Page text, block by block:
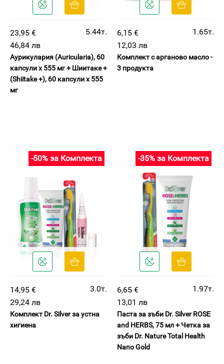
23,95 €
5.44т.
46,84 лв
Аурикулария (Auricularia), 60
капсули х 555 мг + Шиитаке +
(Shiitake +), 60 капсули х 555
мг
6,15 €
1.65т.
12,03 лв
Комплект с арганово масло -
3 продукта
-50% за Комплекта
14,95 €
3.0т.
29,24 лв
Комплект Dr. Silver за устна
хигиена
-35% за Комплекта
6,65 €
1.97т.
13,01 лв
Паста за зъби Dr. Silver ROSE
and HERBS, 75 мл + Четка за
зъби Dr. Nature Total Health
Nano Gold